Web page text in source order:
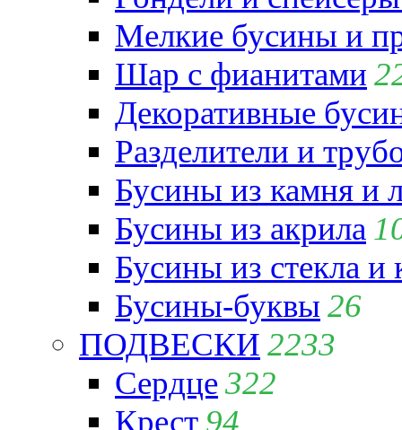
Мелкие бусины и
Шар с фианитами
Декоративные
Разделители и
Бусины из камня и
Бусины из акрила
Бусины из стекла и
Бусины-буквы 26
ПОДВЕСКИ 2233
Сердце322
Крест 94